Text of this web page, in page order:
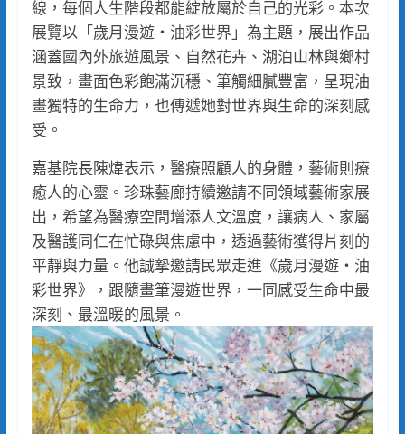
線，每個人生階段都能綻放屬於自己的光彩。本次
展覽以「歲月漫遊・油彩世界」為主題，展出作品
涵蓋國內外旅遊風景、自然花卉、湖泊山林與鄉村
景致，畫面色彩飽滿沉穩、筆觸細膩豐富，呈現油
畫獨特的生命力，也傳遞她對世界與生命的深刻感
受。
嘉基院長陳煒表示，醫療照顧人的身體，藝術則療
癒人的心靈。珍珠藝廊持續邀請不同領域藝術家展
出，希望為醫療空間增添人文溫度，讓病人、家屬
及醫護同仁在忙碌與焦慮中，透過藝術獲得片刻的
平靜與力量。他誠摯邀請民眾走進《歲月漫遊・油
彩世界》，跟隨畫筆漫遊世界，一同感受生命中最
深刻、最溫暖的風景。